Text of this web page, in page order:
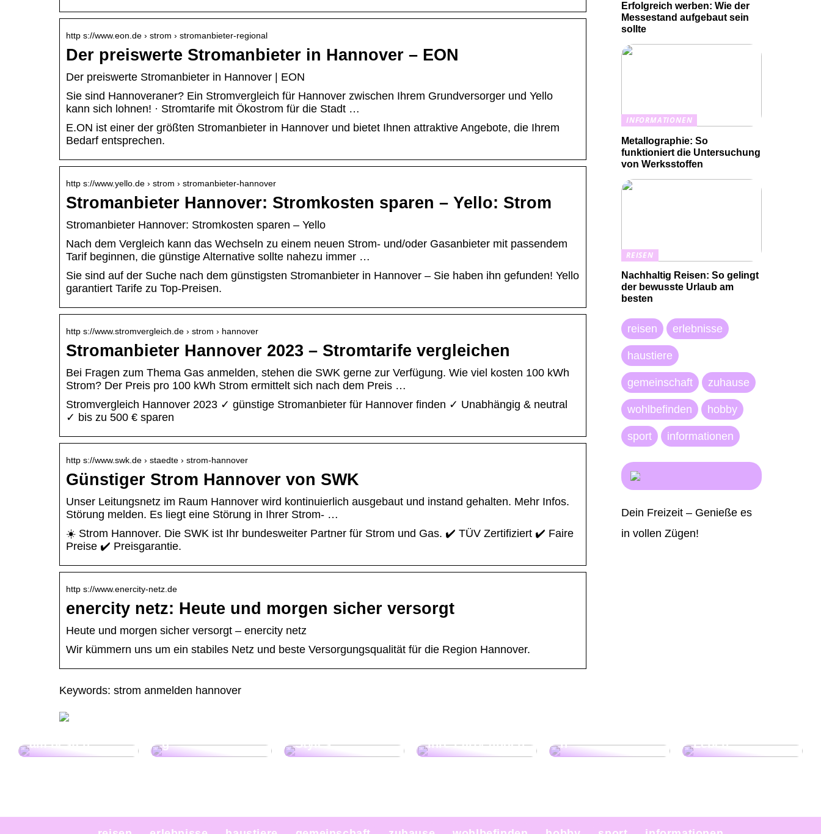
http s://www.eon.de › strom › stromanbieter-regional
Der preiswerte Stromanbieter in Hannover – EON
Der preiswerte Stromanbieter in Hannover | EON
Sie sind Hannoveraner? Ein Stromvergleich für Hannover zwischen Ihrem Grundversorger und Yello
kann sich lohnen! · Stromtarife mit Ökostrom für die Stadt …
E.ON ist einer der größten Stromanbieter in Hannover und bietet Ihnen attraktive Angebote, die Ihrem
Bedarf entsprechen.
http s://www.yello.de › strom › stromanbieter-hannover
Stromanbieter Hannover: Stromkosten sparen – Yello: Strom
Stromanbieter Hannover: Stromkosten sparen – Yello
Nach dem Vergleich kann das Wechseln zu einem neuen Strom- und/oder Gasanbieter mit passendem
Tarif beginnen, die günstige Alternative sollte nahezu immer …
Sie sind auf der Suche nach dem günstigsten Stromanbieter in Hannover – Sie haben ihn gefunden! Yello
garantiert Tarife zu Top-Preisen.
http s://www.stromvergleich.de › strom › hannover
Stromanbieter Hannover 2023 – Stromtarife vergleichen
Bei Fragen zum Thema Gas anmelden, stehen die SWK gerne zur Verfügung. Wie viel kosten 100 kWh
Strom? Der Preis pro 100 kWh Strom ermittelt sich nach dem Preis …
Stromvergleich Hannover 2023 ✓ günstige Stromanbieter für Hannover finden ✓ Unabhängig & neutral
✓ bis zu 500 € sparen
http s://www.swk.de › staedte › strom-hannover
Günstiger Strom Hannover von SWK
Unser Leitungsnetz im Raum Hannover wird kontinuierlich ausgebaut und instand gehalten. Mehr Infos.
Störung melden. Es liegt eine Störung in Ihrer Strom- …
☀️ Strom Hannover. Die SWK ist Ihr bundesweiter Partner für Strom und Gas. ✔️ TÜV Zertifiziert ✔️ Faire
Preise ✔️ Preisgarantie.
http s://www.enercity-netz.de
enercity netz: Heute und morgen sicher versorgt
Heute und morgen sicher versorgt – enercity netz
Wir kümmern uns um ein stabiles Netz und beste Versorgungsqualität für die Region Hannover.
Keywords: strom anmelden hannover
Erfolgreich werben: Wie der
Messestand aufgebaut sein
sollte
INFORMATIONEN
Metallographie: So
funktioniert die Untersuchung
von Werksstoffen
REISEN
Nachhaltig Reisen: So gelingt
der bewusste Urlaub am
besten
reisen erlebnisse
haustiere
gemeinschaft zuhause
wohlbefinden hobby
sport informationen
Dein Freizeit – Genieße es
in vollen Zügen!
Nachhaltig
gelingt der
am besten
zum Paradies
g
Styles
Ihre Party finden
n
Leben!